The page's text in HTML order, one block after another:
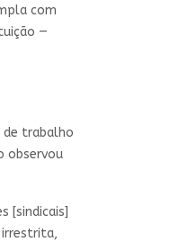
com
—
de trabalho
observou
[sindicais]
irrestrita,